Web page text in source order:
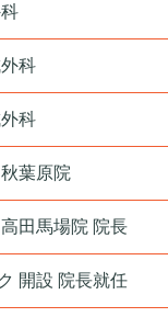
科
科
葉原院
田馬場院 院長
開設 院長就任